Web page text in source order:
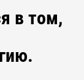
в том,